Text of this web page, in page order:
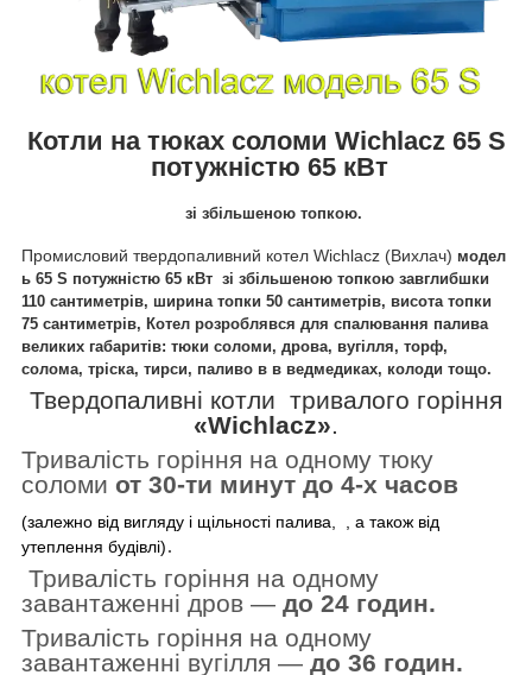
Котли на тюках соломи Wichlacz 65 S
потужністю 65 кВт
зі збільшеною топкою.
Промисловий твердопаливний котел Wichlacz (Вихлач) модел
ь 65 S потужністю 65 кВт зі збільшеною топкою завглибшки
110 сантиметрів, ширина топки 50 сантиметрів, висота топки
75 сантиметрів, Котел розроблявся для спалювання палива
великих габаритів: тюки соломи, дрова, вугілля, торф,
солома, тріска, тирси, паливо в в ведмедиках, колоди тощо.
Твердопаливні котли тривалого горіння
«Wichlacz».
Тривалість горіння на одному тюку
соломи от 30-ти минут до 4-х часов
(залежно від вигляду і щільності палива, , а також від
утеплення будівлі).
Тривалість горіння на одному
завантаженні дров — до 24 годин.
Тривалість горіння на одному
завантаженні вугілля — до 36 годин.